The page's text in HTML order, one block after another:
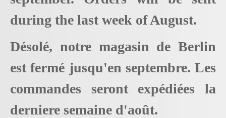
during the last week of August.
Désolé, notre magasin de Berlin
est fermé jusqu'en septembre. Les
commandes seront expédiées la
derniere semaine d'août.